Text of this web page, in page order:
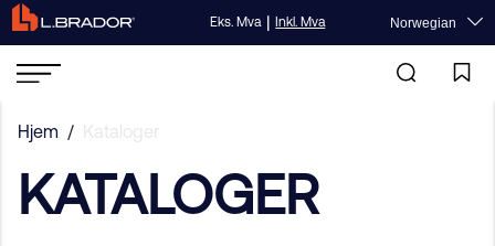
Eks. Mva | Inkl. Mva Norwegian
Hjem / Kataloger
KATALOGER